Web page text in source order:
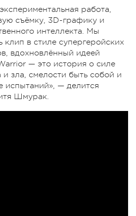
работа,
съёмку, 3D-графику и
интеллекта. Мы
клип в стиле супергеройских
вдохновлённый идеей
— это история о силе
зла, смелости быть собой и
испытаний», — делится
Шмурак.